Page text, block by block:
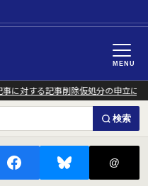
MENU
対する記事削除仮処分の申立につ
検索
@